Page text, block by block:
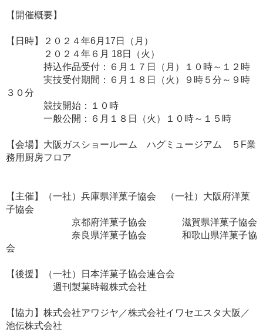
【開催概要】
【日時】２０２４年6月17日（月）
２０２４年６月 18日（火）
持込作品受付：６月１７日（月）１０時～１２時
実技受付期間：６月１８日（火）９時５分～９時
３０分
競技開始：１０時
一般公開：６月１８日（火）１０時～１５時
【会場】大阪ガスショールーム ハグミュージアム ５F業
務用厨房フロア
【主催】（一社）兵庫県洋菓子協会 （一社）大阪府洋菓
子協会
京都府洋菓子協会 滋賀県洋菓子協会
奈良県洋菓子協会 和歌山県洋菓子協
会
【後援】（一社）日本洋菓子協会連合会
週刊製菓時報株式会社
【協力】株式会社アワジヤ／株式会社イワセエスタ大阪／
池伝株式会社